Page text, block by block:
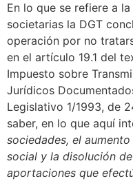
En lo que se refiere a
societarias la DGT
operación por no
en el artículo 19.1 del
Impuesto sobre
Jurídicos
Legislativo 1/1993, de
saber, en lo que aquí
sociedades, el
social y la disolución
aportaciones que